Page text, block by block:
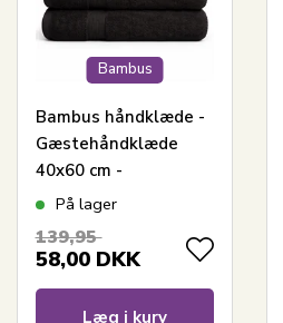
Bambus
Bambus håndklæde -
Gæstehåndklæde
40x60 cm -
Bambus/bomuld -
På lager
139,95
58,00 DKK
Læg i kurv